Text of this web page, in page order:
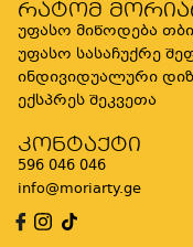
რატომ
უფასო მიწოდება
უფასო სასაჩუქრე
ინდივიდუალური
ექსპრეს შეკვეთა
კონტაქტი
596 046 046
info@moriarty.ge